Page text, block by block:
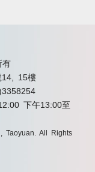
有
14, 15樓
下午13:00至
Taoyuan. All Rights